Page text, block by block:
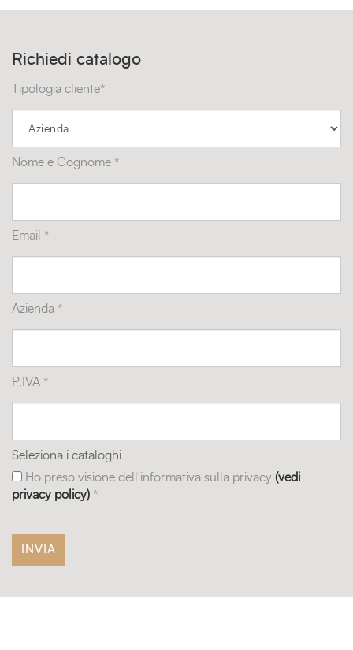
Richiedi catalogo
Tipologia cliente*
Nome e Cognome *
Email *
Azienda *
P.IVA *
Seleziona i cataloghi
Ho preso visione dell'informativa sulla privacy (vedi
privacy policy) *